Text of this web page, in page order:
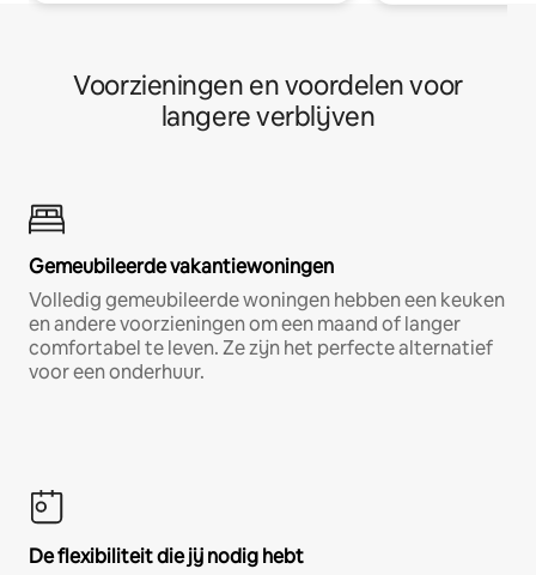
Voorzieningen en voordelen voor
langere verblijven
Gemeubileerde vakantiewoningen
Volledig gemeubileerde woningen hebben een keuken
en andere voorzieningen om een maand of langer
comfortabel te leven. Ze zijn het perfecte alternatief
voor een onderhuur.
De flexibiliteit die jij nodig hebt